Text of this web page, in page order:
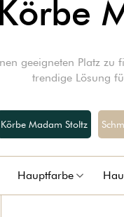
Körbe
geeigneten Platz
trendige Lösung
Körbe Madam Stoltz
Hauptfarbe